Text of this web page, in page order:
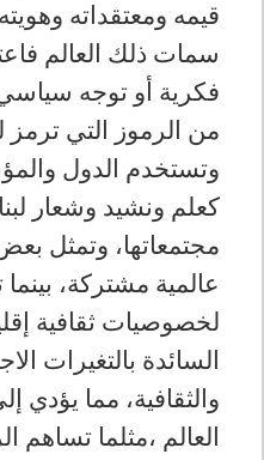
قيمه ومعتقداته
سمات ذلك العالم
فكرية أو توجه
من الرموز التي ترمز
وتستخدم الدول
كعلم ونشيد وشعار
مجتمعاتها، وتمثل
عالمية مشتركة،
لخصوصيات ثقافية
السائدة بالتغيرات
والثقافية، مما
العالم ،مثلما